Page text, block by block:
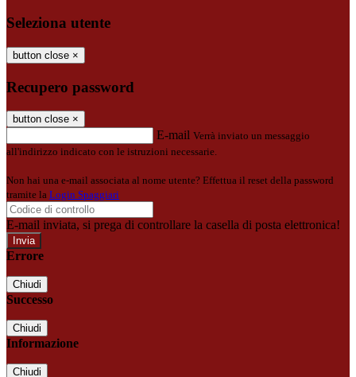
Seleziona utente
button close ×
Recupero password
button close ×
E-mail Verrà inviato un messaggio
all'indirizzo indicato con le istruzioni necessarie.
Non hai una e-mail associata al nome utente? Effettua il reset della password
tramite la Login Spaggiari
E-mail inviata, si prega di controllare la casella di posta elettronica!
Errore
Chiudi
Successo
Chiudi
Informazione
Chiudi